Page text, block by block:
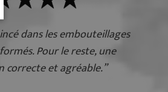
dans les embouteillages
Pour le reste, une
correcte et agréable.”